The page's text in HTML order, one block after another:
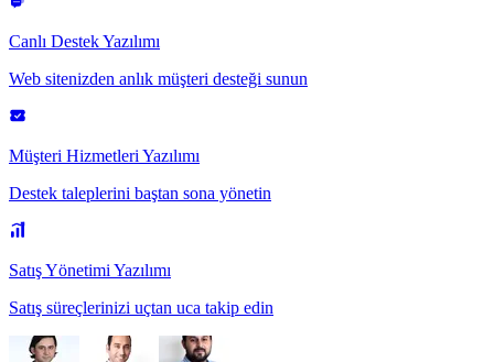
Canlı Destek Yazılımı
Web sitenizden anlık müşteri desteği sunun
Müşteri Hizmetleri Yazılımı
Destek taleplerini baştan sona yönetin
Satış Yönetimi Yazılımı
Satış süreçlerinizi uçtan uca takip edin